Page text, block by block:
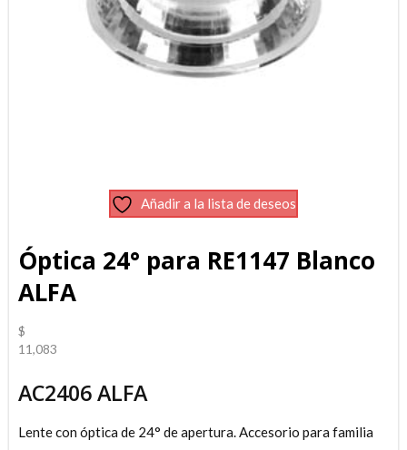
Añadir a la lista de deseos
Óptica 24° para RE1147 Blanco
ALFA
$
11,083
AC2406 ALFA
Lente con óptica de 24° de apertura. Accesorio para familia